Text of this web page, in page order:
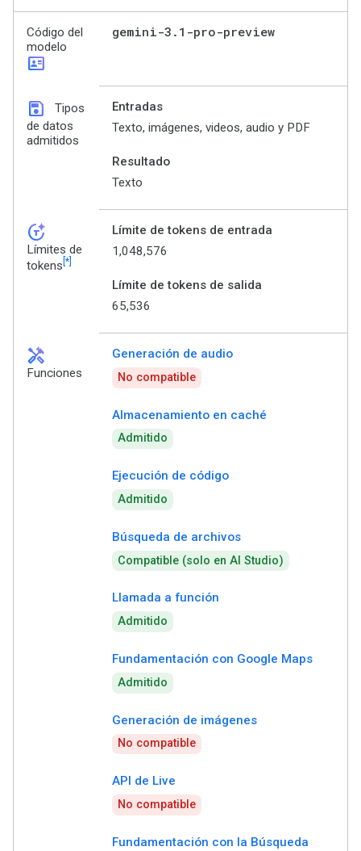
Código del
modelo
id_card
gemini-3 . 1-pro-preview
save
Tipos
de datos
admitidos
Entradas
Texto, imágenes, videos, audio y PDF
Resultado
Texto
token_auto
Límites de
tokens [*]
Límite de tokens de entrada
1,048,576
Límite de tokens de salida
65,536
handyman
Funciones
Generación de audio
No compatible
Almacenamiento en caché
Admitido
Ejecución de código
Admitido
Búsqueda de archivos
Compatible (solo en AI Studio)
Llamada a función
Admitido
Fundamentación con Google Maps
Admitido
Generación de imágenes
No compatible
API de Live
No compatible
Fundamentación con la Búsqueda